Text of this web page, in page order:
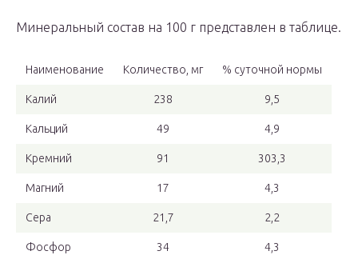
Минеральный состав на 100 г представлен в таблице.
Наименование Количество, мг % суточной нормы
Калий 238 9,5
Кальций 49 4,9
Кремний 91 303,3
Магний 17 4,3
Сера 21,7 2,2
Фосфор 34 4,3